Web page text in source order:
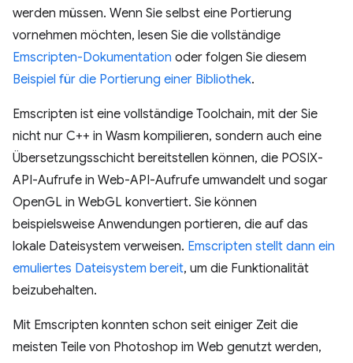
werden müssen. Wenn Sie selbst eine Portierung
vornehmen möchten, lesen Sie die vollständige
Emscripten-Dokumentation oder folgen Sie diesem
Beispiel für die Portierung einer Bibliothek.
Emscripten ist eine vollständige Toolchain, mit der Sie
nicht nur C++ in Wasm kompilieren, sondern auch eine
Übersetzungsschicht bereitstellen können, die POSIX-
API-Aufrufe in Web-API-Aufrufe umwandelt und sogar
OpenGL in WebGL konvertiert. Sie können
beispielsweise Anwendungen portieren, die auf das
lokale Dateisystem verweisen. Emscripten stellt dann ein
emuliertes Dateisystem bereit, um die Funktionalität
beizubehalten.
Mit Emscripten konnten schon seit einiger Zeit die
meisten Teile von Photoshop im Web genutzt werden,